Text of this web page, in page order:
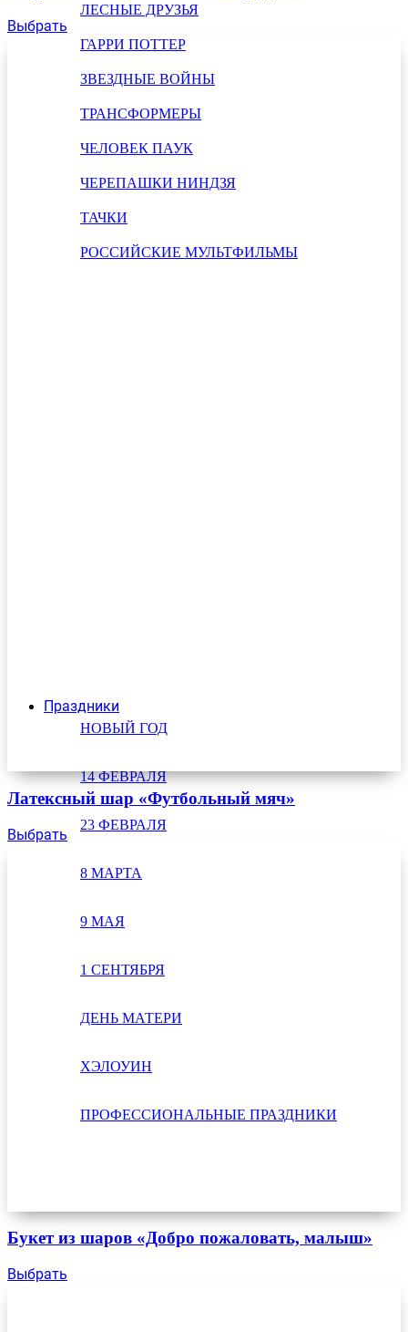
ЛЕСНЫЕ ДРУЗЬЯ
ГАРРИ ПОТТЕР
ЗВЕЗДНЫЕ ВОЙНЫ
ТРАНСФОРМЕРЫ
ЧЕЛОВЕК ПАУК
ЧЕРЕПАШКИ НИНДЗЯ
ТАЧКИ
РОССИЙСКИЕ МУЛЬТФИЛЬМЫ
Праздники
НОВЫЙ ГОД
14 ФЕВРАЛЯ
23 ФЕВРАЛЯ
8 МАРТА
9 МАЯ
1 СЕНТЯБРЯ
ДЕНЬ МАТЕРИ
ХЭЛОУИН
ПРОФЕССИОНАЛЬНЫЕ ПРАЗДНИКИ
Выбрать
Латексный шар «Футбольный мяч»
Выбрать
Букет из шаров «Добро пожаловать, малыш»
Выбрать